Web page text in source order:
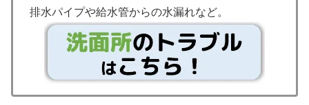
排水パイプや給水管からの水漏れなど。